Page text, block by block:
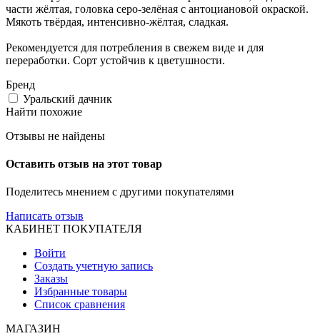
части жёлтая, головка серо-зелёная с антоциановой окраской.
Мякоть твёрдая, интенсивно-жёлтая, сладкая.
Рекомендуется для потребления в свежем виде и для
переработки. Сорт устойчив к цветушности.
Бренд
Уральский дачник
Найти похожие
Отзывы не найдены
Оставить отзыв на этот товар
Поделитесь мнением с другими покупателями
Написать отзыв
КАБИНЕТ ПОКУПАТЕЛЯ
Войти
Создать учетную запись
Заказы
Избранные товары
Список сравнения
МАГАЗИН